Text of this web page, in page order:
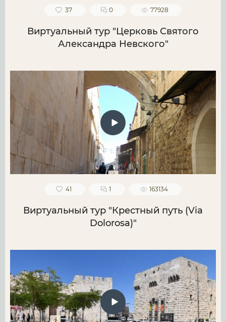
37 0 77928
Виртуальный тур "Церковь Святого
Александра Невского"
41 1 163134
Виртуальный тур "Крестный путь (Via
Dolorosa)"